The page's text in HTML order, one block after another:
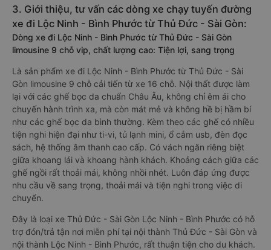
3. Giới thiệu, tư vấn các dòng xe chạy tuyến đường
xe đi Lộc Ninh - Bình Phước từ Thủ Đức - Sài Gòn:
Dòng xe đi Lộc Ninh - Bình Phước từ Thủ Đức - Sài Gòn
limousine 9 chỗ vip, chất lượng cao: Tiện lợi, sang trọng
Là sản phẩm xe đi Lộc Ninh - Bình Phước từ Thủ Đức - Sài
Gòn limousine 9 chỗ cải tiến từ xe 16 chỗ. Nội thất được làm
lại với các ghế bọc da chuẩn Châu Âu, không chỉ êm ái cho
chuyến hành trình xa, mà còn mát mẻ và không hề bị hầm bí
như các ghế bọc da bình thường. Kèm theo các ghế có nhiều
tiện nghi hiện đại như ti-vi, tủ lạnh mini, ổ cắm usb, đèn đọc
sách, hệ thống âm thanh cao cấp. Có vách ngăn riêng biệt
giữa khoang lái và khoang hành khách. Khoảng cách giữa các
ghế ngồi rất thoải mái, không nhồi nhét. Luôn đáp ứng được
nhu cầu về sang trọng, thoải mái và tiện nghi trong việc di
chuyển.
Đây là loại xe Thủ Đức - Sài Gòn Lộc Ninh - Bình Phước có hỗ
trợ đón/trả tận nơi miễn phí tại nội thành Thủ Đức - Sài Gòn và
nội thành Lộc Ninh - Bình Phước, rất thuận tiện cho du khách.